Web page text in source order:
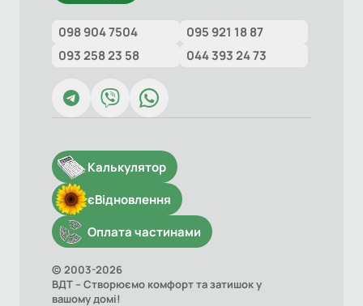
098 904 7504
095 921 18 87
093 258 23 58
044 393 24 73
Калькулятор
єВідновлення
Оплата частинами
© 2003-2026
ВДТ – Створюємо комфорт та затишок у
вашому домі!